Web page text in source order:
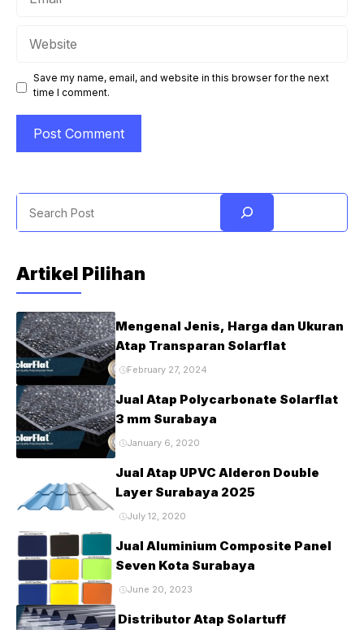
Save my name, email, and website in this browser for the next
time I comment.
Artikel Pilihan
Mengenal Jenis, Harga dan Ukuran
Atap Transparan Solarflat
February 27, 2024
Jual Atap Polycarbonate Solarflat
3 mm Surabaya
January 6, 2020
Jual Atap UPVC Alderon Double
Layer Surabaya 2025
July 12, 2020
Jual Aluminium Composite Panel
Seven Kota Surabaya
June 20, 2023
Distributor Atap Solartuff